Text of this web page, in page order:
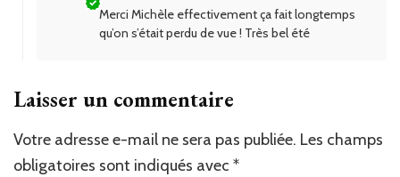
Merci Michèle effectivement ça fait longtemps
qu’on s’était perdu de vue ! Très bel été
Laisser un commentaire
Votre adresse e-mail ne sera pas publiée. Les champs
obligatoires sont indiqués avec *